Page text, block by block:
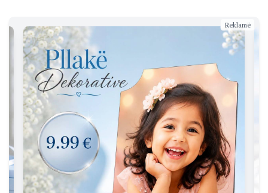
Reklamë